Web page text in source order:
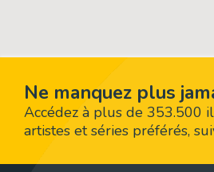
Ne manquez plus
Accédez à plus de 353.500
artistes et séries préférés,